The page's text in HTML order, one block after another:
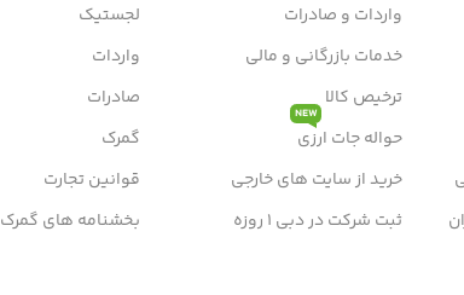
واردات و صادرات
خدمات بازرگانی و مالی
ترخیص کالا
حواله جات ارزی
NEW
خرید از سایت های خارجی
ثبت شرکت در دبی 1 روزه
لجستیک
واردات
صادرات
گمرک
قوانین تجارت
بخشنامه های گمرک